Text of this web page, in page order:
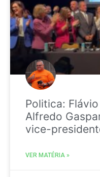
Politica:
Alfredo
vice-
VER MATÉRIA »